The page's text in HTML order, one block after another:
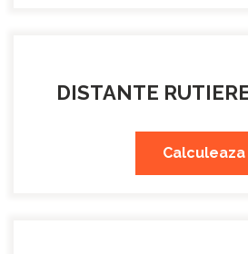
DISTANTE
Calculeaza